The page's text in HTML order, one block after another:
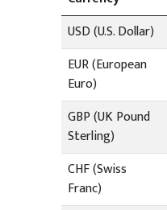
USD (U.S. Dollar)
EUR (European
Euro)
GBP (UK Pound
Sterling)
CHF (Swiss
Franc)